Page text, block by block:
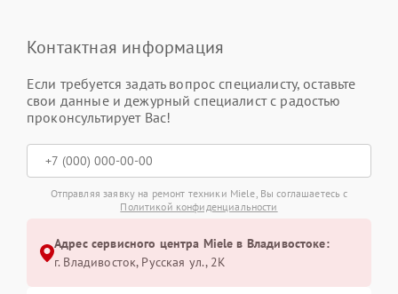
Контактная информация
Если требуется задать вопрос специалисту, оставьте
свои данные и дежурный специалист с радостью
проконсультирует Вас!
Отправляя заявку на ремонт техники Miele, Вы соглашаетесь с
Политикой конфиденциальности
Адрес сервисного центра Miele в Владивостоке:
г. Владивосток, Русская ул., 2К